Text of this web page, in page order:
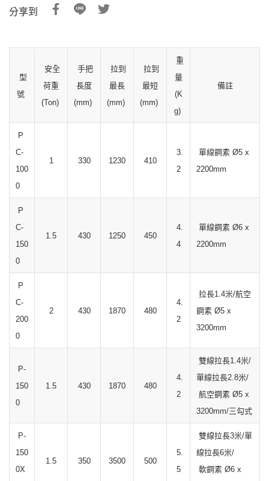
分享到
型
號
安全
荷重
(Ton)
手把
長度
(mm)
拉到
最長
(mm)
拉到
最短
(mm)
重
量
(K
g)
備註
P
C-
100
0
1 330 1230 410
3.
2
單線鋼素 Ø5 x
2200mm
P
C-
150
0
1.5 430 1250 450
4.
4
單線鋼素 Ø6 x
2200mm
P
C-
200
0
2 430 1870 480
4.
2
拉長1.4米/航空
鋼素 Ø5 x
3200mm
P-
150
0
1.5 430 1870 480
4.
2
雙線拉長1.4米/
單線拉長2.8米/
航空鋼素 Ø5 x
3200mm/三勾式
P-
150
0X
1.5 350 3500 500
5.
5
雙線拉長3米/單
線拉長6米/
軟鋼素 Ø6 x